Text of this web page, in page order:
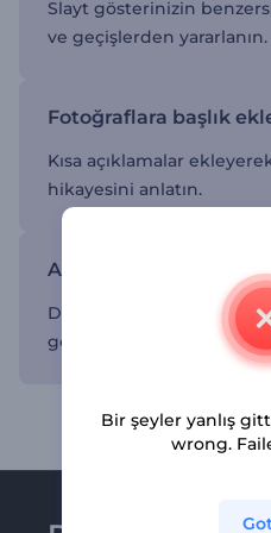
Slayt gösterinizin
ve geçişlerden yararlanın.
Fotoğraflara başlık
Kısa açıklamalar
hikayesini anlatın.
Arkaplan müziği seçin
Dostluk ya da aşktan
gösterisinin ruhuna uygun
Bir şeyler yanlış
wrong.